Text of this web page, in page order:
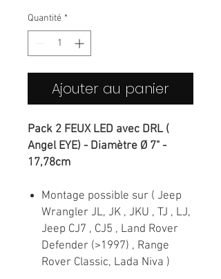
Quantité *
Ajouter au panier
Pack 2 FEUX LED avec DRL (
Angel EYE) - Diamètre Ø 7" -
17,78cm
Montage possible sur ( Jeep
Wrangler JL, JK , JKU , TJ , LJ,
Jeep CJ7 , CJ5 , Land Rover
Defender (>1997) , Range
Rover Classic, Lada Niva )